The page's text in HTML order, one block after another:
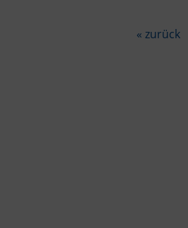
« zurück